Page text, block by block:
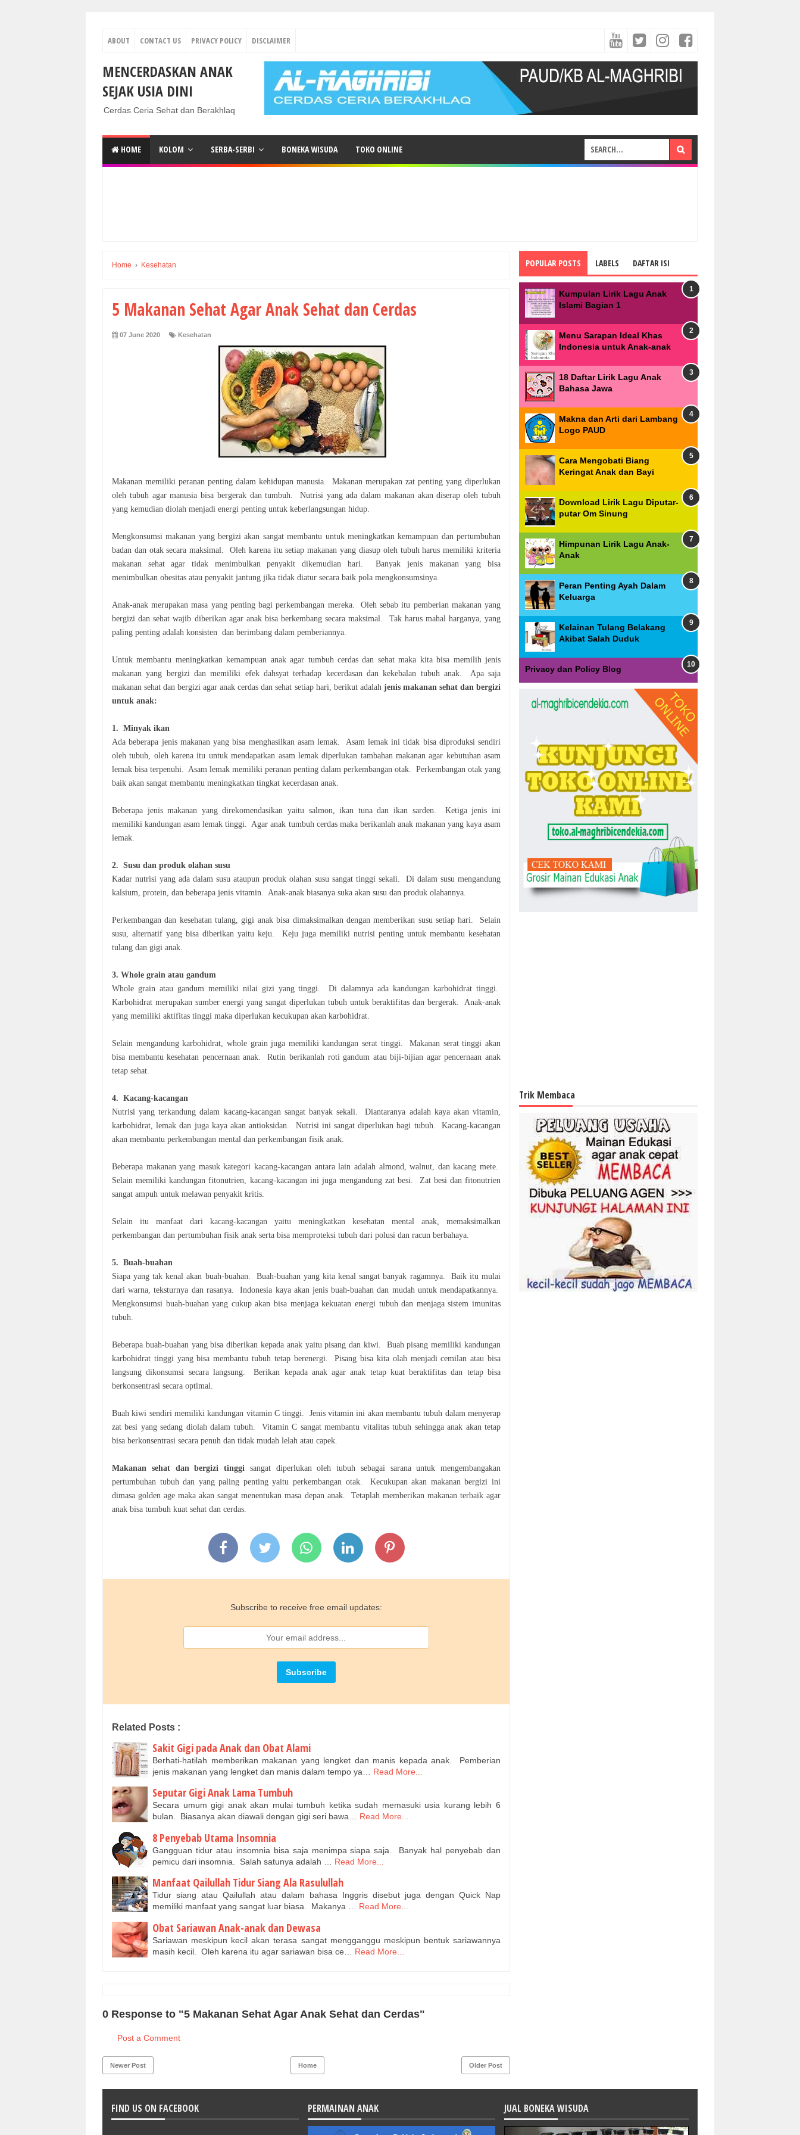
ABOUT CONTACT US PRIVACY POLICY DISCLAIMER
MENCERDASKAN ANAK
SEJAK USIA DINI
Cerdas Ceria Sehat dan Berakhlaq
HOME KOLOM SERBA-SERBI BONEKA WISUDA TOKO ONLINE
Home › Kesehatan
5 Makanan Sehat Agar Anak Sehat dan Cerdas
07 June 2020 Kesehatan
Makanan memiliki peranan penting dalam kehidupan manusia. Makanan merupakan zat penting yang diperlukan
oleh tubuh agar manusia bisa bergerak dan tumbuh. Nutrisi yangada dalam makanan akan diserap oleh tubuh
yang kemudian diolah menjadi energi penting untuk keberlangsungan hidup.
Mengkonsumsi makanan yang bergizi akan sangat membantu untuk meningkatkankemampuan dan pertumbuhan
badan dan otak secara maksimal. Oleh karena itu setiapmakanan yang diasup oleh tubuh harus memiliki kriteria
makanan sehat agar tidak menimbulkan penyakit dikemudian hari. Banyak jenis makanan yang bisa
menimbulkan obesitas atau penyakit jantung jika tidak diatur secara baik pola mengkonsumsinya.
Anak-anak merupakan masa yang penting bagi perkembangan mereka. Oleh sebab itu pemberian makanan yang
bergizi dan sehat wajib diberikan agar anak bisa berkembang secaramaksimal. Tak harus mahal harganya, yang
paling penting adalah konsisten dan berimbang dalam pemberiannya.
Untuk membantu meningkatkan kemampuan anak agar tumbuh cerdas dan sehat maka kitabisa memilih jenis
makanan yang bergizi dan memiliki efek dahsyat terhadap kecerdasan dankekebalan tubuh anak. Apa saja
makanan sehat dan bergizi agar anak cerdas dan sehat setiap hari, berikut adalah jenis makanan sehat dan bergizi
untuk anak:
1. Minyak ikan
Ada beberapa jenis makanan yang bisa menghasilkan asam lemak. Asam lemak ini tidak bisa diproduksi sendiri
oleh tubuh, oleh karena itu untuk mendapatkan asam lemak diperlukan tambahan makanan agar kebutuhan asam
lemak bisa terpenuhi. Asam lemak memiliki peranan penting dalam perkembangan otak. Perkembangan otak yang
baik akan sangat membantu meningkatkan tingkat kecerdasan anak.
Beberapa jenis makanan yang direkomendasikan yaitu salmon, ikan tuna dan ikan sarden. Ketiga jenis ini
memiliki kandungan asam lemak tinggi. Agar anak tumbuh cerdas maka berikanlah anak makanan yang kaya asam
lemak.
2. Susu dan produk olahan susu
Kadar nutrisi yang ada dalam susu ataupun produk olahan susu sangat tinggi sekali. Di dalam susu mengandung
kalsium, protein, dan beberapa jenis vitamin. Anak-anak biasanya suka akan susu dan produk olahannya.
Perkembangan dan kesehatan tulang, gigi anak bisa dimaksimalkan dengan memberikan susu setiap hari. Selain
susu, alternatif yang bisa diberikan yaitu keju. Keju juga memiliki nutrisi penting untuk membantu kesehatan
tulang dan gigi anak.
3. Whole grain atau gandum
Whole grain atau gandum memiliki nilai gizi yang tinggi. Di dalamnya ada kandungankarbohidrat tinggi.
Karbohidrat merupakan sumber energi yang sangat diperlukan tubuh untuk beraktifitas dan bergerak. Anak-anak
yang memiliki aktifitas tinggi maka diperlukan kecukupan akan karbohidrat.
Selain mengandung karbohidrat, whole grain juga memiliki kandungan serat tinggi. Makanan serat tinggi akan
bisa membantu kesehatan pencernaan anak. Rutin berikanlah roti gandum atau biji-bijian agar pencernaan anak
tetap sehat.
4. Kacang-kacangan
Nutrisi yang terkandung dalam kacang-kacangan sangat banyak sekali. Diantaranya adalah kaya akan vitamin,
karbohidrat, lemak dan juga kaya akan antioksidan. Nutrisi ini sangatdiperlukan bagi tubuh. Kacang-kacangan
akan membantu perkembangan mental dan perkembangan fisik anak.
Beberapa makanan yang masuk kategori kacang-kacangan antara lain adalah almond, walnut, dan kacang mete.
Selain memiliki kandungan fitonutrien, kacang-kacangan ini juga mengandung zat besi. Zat besi dan fitonutrien
sangat ampuh untuk melawan penyakit kritis.
Selain itu manfaat dari kacang-kacangan yaitu meningkatkan kesehatan mental anak, memaksimalkan
perkembangan dan pertumbuhan fisik anak serta bisa memproteksi tubuh dari polusi dan racun berbahaya.
5. Buah-buahan
Siapa yang tak kenal akan buah-buahan. Buah-buahan yang kita kenal sangat banyak ragamnya. Baik itu mulai
dari warna, teksturnya dan rasanya. Indonesia kaya akan jenisbuah-buahan dan mudah untuk mendapatkannya.
Mengkonsumsi buah-buahan yang cukupakan bisa menjaga kekuatan energi tubuh dan menjaga sistem imunitas
tubuh.
Beberapa buah-buahan yang bisa diberikan kepada anak yaitu pisang dan kiwi. Buah pisangmemiliki kandungan
karbohidrat tinggi yang bisa membantu tubuh tetap berenergi. Pisangbisa kita olah menjadi cemilan atau bisa
langsung dikonsumsi secara langsung. Berikan kepada anak agar anak tetap kuat beraktifitas dan tetap bisa
berkonsentrasi secara optimal.
Buah kiwi sendiri memiliki kandungan vitamin C tinggi. Jenis vitamin ini akan membantutubuh dalam menyerap
zat besi yang sedang diolah dalam tubuh. Vitamin C sangatmembantu vitalitas tubuh sehingga anak akan tetap
bisa berkonsentrasi secara penuh dan tidak mudah lelah atau capek.
Makanan sehat dan bergizi tinggi sangat diperlukan oleh tubuh sebagai sarana untuk mengembangakan
pertumbuhan tubuh dan yang paling penting yaitu perkembangan otak. Kecukupan akan makanan bergizi ini
dimasa golden age maka akan sangat menentukan masa depan anak. Tetaplah memberikan makanan terbaik agar
anak bisa tumbuh kuat sehat dan cerdas.
Subscribe to receive free email updates:
Related Posts :
Sakit Gigi pada Anak dan Obat Alami
Berhati-hatilah memberikan makanan yang lengket dan manis kepada anak. Pemberian
jenis makanan yang lengket dan manis dalam tempo ya…
Read More...
Seputar Gigi Anak Lama Tumbuh
Secara umum gigi anak akan mulai tumbuh ketika sudah memasuki usia kurang lebih 6
bulan. Biasanya akan diawali dengan gigi seri bawa… Read More...
8 Penyebab Utama Insomnia
Gangguan tidur atau insomnia bisa saja menimpa siapa saja. Banyak hal penyebab dan
pemicu dari insomnia. Salah satunya adalah …
Read More...
Manfaat Qailullah Tidur Siang Ala Rasulullah
Tidur siang atau Qailullah atau dalam bahasa Inggris disebut juga dengan Quick Nap
memiliki manfaat yang sangat luar biasa. Makanya … Read More...
Obat Sariawan Anak-anak dan Dewasa
Sariawan meskipun kecil akan terasa sangat mengganggu meskipun bentuk sariawannya
masih kecil. Oleh karena itu agar sariawan bisa ce…
Read More...
0 Response to "5 Makanan Sehat Agar Anak Sehat dan Cerdas"
Post a Comment
Newer Post Older Post
Home
POPULAR POSTS LABELS DAFTAR ISI
Kumpulan Lirik Lagu Anak
Islami Bagian 1
Menu Sarapan Ideal Khas
Indonesia untuk Anak-anak
18 Daftar Lirik Lagu Anak
Bahasa Jawa
Makna dan Arti dari Lambang
Logo PAUD
Cara Mengobati Biang
Keringat Anak dan Bayi
Download Lirik Lagu Diputar-
putar Om Sinung
Himpunan Lirik Lagu Anak-
Anak
Peran Penting Ayah Dalam
Keluarga
Kelainan Tulang Belakang
Akibat Salah Duduk
Privacy dan Policy Blog
Trik Membaca
FIND US ON FACEBOOK PERMAINAN ANAK JUAL BONEKA WISUDA